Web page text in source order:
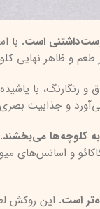
است. با
طعم و ظاهر نهایی
و رنگارنگ، با
و جذابیت
به کلوچه‌ها می‌بخشند.
و اسانس‌های
است. این روکش